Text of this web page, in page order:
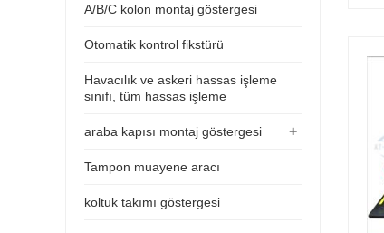
A/B/C kolon montaj göstergesi
Otomatik kontrol fikstürü
Havacılık ve askeri hassas işleme
sınıfı, tüm hassas işleme
+
araba kapısı montaj göstergesi
Tampon muayene aracı
koltuk takımı göstergesi